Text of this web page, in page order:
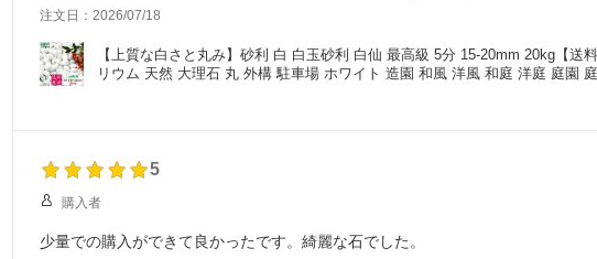
注文日：2026/07/18
【上質な白さと丸み】砂利 白 白玉砂利 白仙 最高級 5分 15-20mm 20kg【
リウム 天然 大理石 丸 外構 駐車場 ホワイト 造園 和風 洋風 和庭 洋庭 庭園
5
購入者
少量での購入ができて良かったです。綺麗な石でした。